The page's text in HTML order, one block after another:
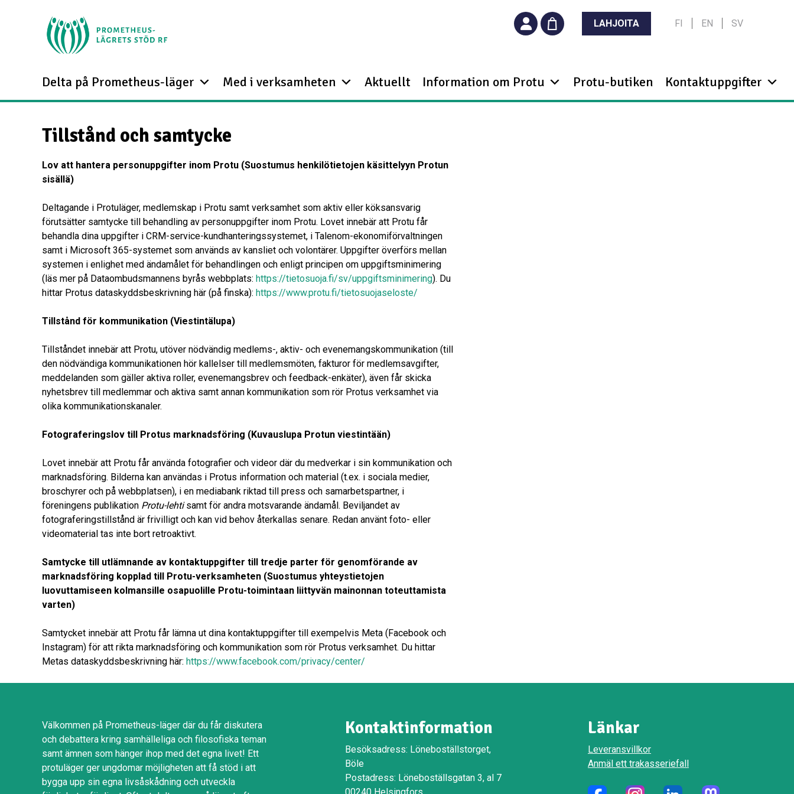
LAHJOITA FI EN SV
Delta på Prometheus-läger Med i verksamheten Aktuellt Information om Protu Protu-butiken Kontaktuppgifter
Tillstånd och samtycke
Lov att hantera personuppgifter inom Protu (Suostumus henkilötietojen käsittelyyn Protun
sisällä)
Deltagande i Protuläger, medlemskap i Protu samt verksamhet som aktiv eller köksansvarig
förutsätter samtycke till behandling av personuppgifter inom Protu. Lovet innebär att Protu får
behandla dina uppgifter i CRM-service-kundhanteringssystemet, i Talenom-ekonomiförvaltningen
samt i Microsoft 365-systemet som används av kansliet och volontärer. Uppgifter överförs mellan
systemen i enlighet med ändamålet för behandlingen och enligt principen om uppgiftsminimering
(läs mer på Dataombudsmannens byrås webbplats: https://tietosuoja.fi/sv/uppgiftsminimering). Du
hittar Protus dataskyddsbeskrivning här (på finska): https://www.protu.fi/tietosuojaseloste/
Tillstånd för kommunikation (Viestintälupa)
Tillståndet innebär att Protu, utöver nödvändig medlems-, aktiv- och evenemangskommunikation (till
den nödvändiga kommunikationen hör kallelser till medlemsmöten, fakturor för medlemsavgifter,
meddelanden som gäller aktiva roller, evenemangsbrev och feedback-enkäter), även får skicka
nyhetsbrev till medlemmar och aktiva samt annan kommunikation som rör Protus verksamhet via
olika kommunikationskanaler.
Fotograferingslov till Protus marknadsföring (Kuvauslupa Protun viestintään)
Lovet innebär att Protu får använda fotografier och videor där du medverkar i sin kommunikation och
marknadsföring. Bilderna kan användas i Protus information och material (t.ex. i sociala medier,
broschyrer och på webbplatsen), i en mediabank riktad till press och samarbetspartner, i
föreningens publikation Protu-lehtisamt för andra motsvarande ändamål. Beviljandet av
fotograferingstillstånd är frivilligt och kan vid behov återkallas senare. Redan använt foto- eller
videomaterial tas inte bort retroaktivt.
Samtycke till utlämnande av kontaktuppgifter till tredje parter för genomförande av
marknadsföring kopplad till Protu-verksamheten (Suostumus yhteystietojen
luovuttamiseen kolmansille osapuolille Protu-toimintaan liittyvän mainonnan toteuttamista
varten)
Samtycket innebär att Protu får lämna ut dina kontaktuppgifter till exempelvis Meta (Facebook och
Instagram) för att rikta marknadsföring och kommunikation som rör Protus verksamhet. Du hittar
Metas dataskyddsbeskrivning här: https://www.facebook.com/privacy/center/
Välkommen på Prometheus-läger där du får diskutera
och debattera kring samhälleliga och filosofiska teman
samt ämnen som hänger ihop med det egna livet! Ett
protuläger ger ungdomar möjligheten att få stöd i att
bygga upp sin egna livsåskådning och utveckla
Kontaktinformation
Besöksadress: Löneboställstorget,
Böle
Postadress: Löneboställsgatan 3, al 7
00240 Helsingfors
Länkar
Leveransvillkor
Anmäl ett trakasseriefall